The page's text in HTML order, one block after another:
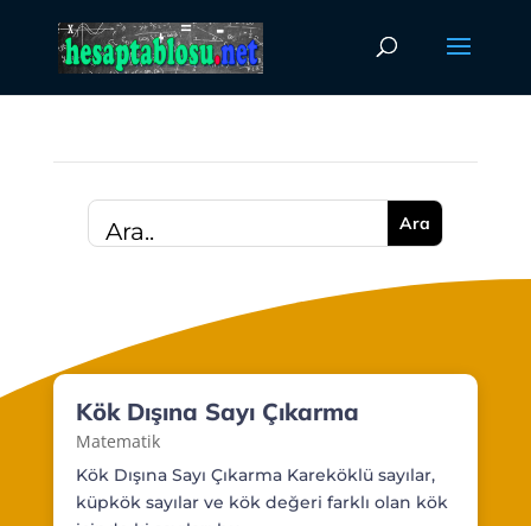
Kök Dışına Sayı Çıkarma
Matematik
Kök Dışına Sayı Çıkarma Kareköklü sayılar,
küpkök sayılar ve kök değeri farklı olan kök